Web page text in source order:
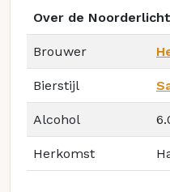
Over de
Brouwer
Bierstijl
Alcohol
Herkomst